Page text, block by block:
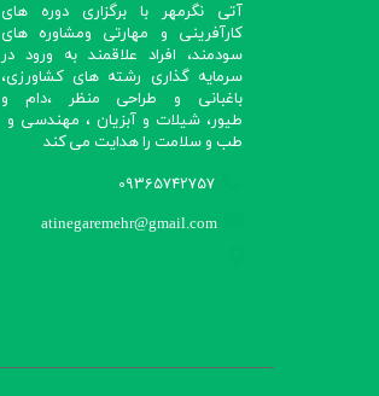
آتی نگرمهر با برگزاری دوره های
کارآفرینی و مهارتی ومشاوره های
سودمند، افراد علاقمند به ورود در
سرمایه گذاری رشته های کشاورزی،
باغبانی و طراحی منظر ،دام و
طیور، شیلات و آبزیان ، مهندسی و
طب و سلامت را هدایت می کند​​​​​​​
09365742757
atinegaremehr@gmail.com